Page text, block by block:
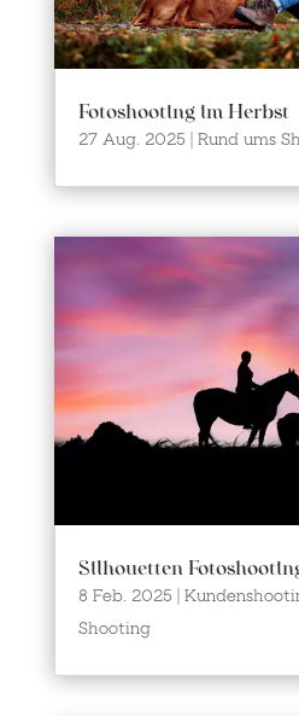
Fotoshooting im Herbst
27 Aug. 2025 Rund ums
Silhouetten
8 Feb. 2025
Shooting